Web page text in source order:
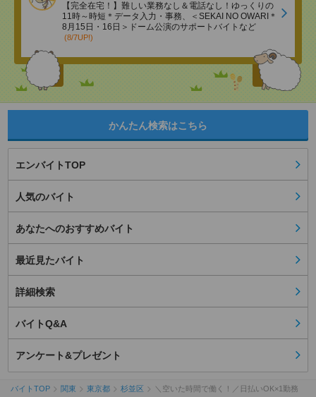
【完全在宅！】難しい業務なし＆電話なし！ゆっくりの
11時～時短＊データ入力・事務、＜SEKAI NO OWARI＊
8月15日・16日＞ドーム公演のサポートバイトなど
(8/7UP!)
かんたん検索はこちら
エンバイトTOP
人気のバイト
あなたへのおすすめバイト
最近見たバイト
詳細検索
バイトQ&A
アンケート&プレゼント
バイトTOP 関東 東京都 杉並区
＼空いた時間で働く！／日払いOK×1勤務